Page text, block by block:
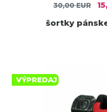
30,00 EUR
šortky
VÝPREDAJ